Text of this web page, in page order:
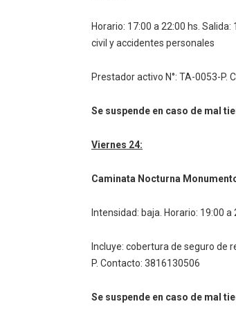
Horario: 17:00 a 22:00 hs. Salida:
civil y accidentes personales
Prestador activo N°: TA-0053-P.
Se suspende en caso de mal
Viernes 24:
Caminata Nocturna
Intensidad: baja. Horario: 19:00 a
Incluye: cobertura de seguro de
P. Contacto: 3816130506
Se suspende en caso de mal